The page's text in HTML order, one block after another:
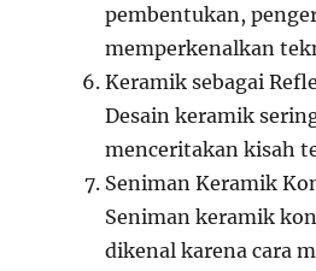
pembentukan,
memperkenalkan
Keramik sebagai
Desain keramik
menceritakan kisah
Seniman Keramik
Seniman keramik
dikenal karena cara